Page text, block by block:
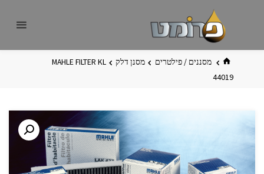
בית מסננים / פילטרים מסנן דלק
MAHLE FILTER KL
44019